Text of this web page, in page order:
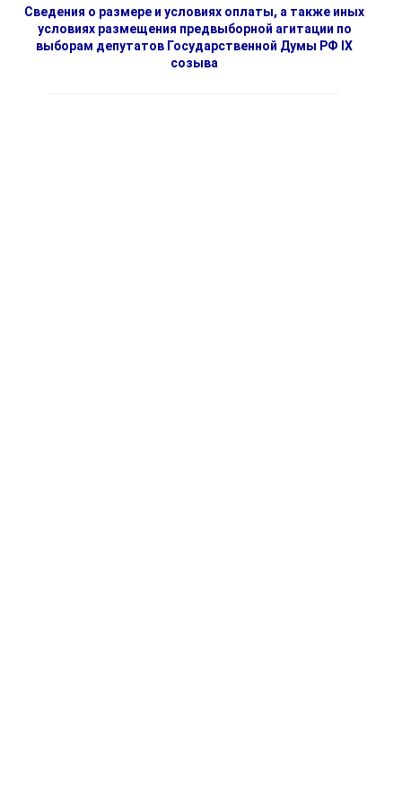
Сведения о размере и условиях оплаты, а также иных
условиях размещения предвыборной агитации по
выборам депутатов Государственной Думы РФ IX
созыва